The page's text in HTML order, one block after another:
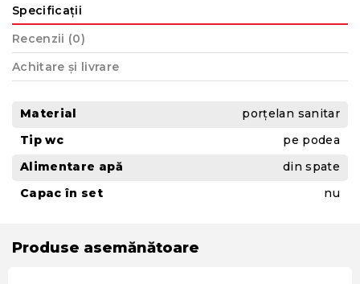
Specificații
Recenzii (0)
Achitare și livrare
Material
porțelan sanitar
Tip wc
pe podea
Alimentare apă
din spate
Capac în set
nu
Produse asemănătoare